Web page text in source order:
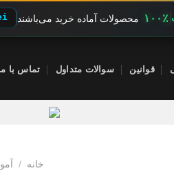
۱۰۰٪ محصولات آماده خرید می‌باشند
قوانین سوالات متداول تماس با
خانه /